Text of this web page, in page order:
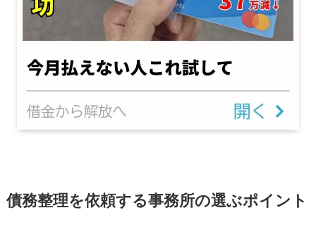
債務整理を依頼する事務所の選ぶポイント